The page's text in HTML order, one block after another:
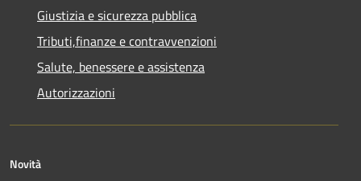
Giustizia e sicurezza pubblica
Tributi,finanze e contravvenzioni
Salute, benessere e assistenza
Autorizzazioni
Novità